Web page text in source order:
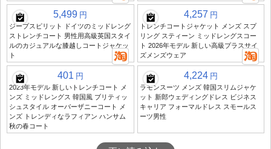
5,499 円
ジープスピリット ドイツのミッドレング
ストレンチコート 男性用高級英国スタイ
ルのカジュアルな膝越しコートジャケッ
ト
4,257 円
トレンチコートジャケット メンズ スプ
リング スティーン ミッドレングスコー
ト 2026年モデル 新しい高級プラスサイ
ズメンズウェア
401 円
2023年モデル 新しいトレンチコート メ
ンズ ミッドレングス 韓国風 ブリティッ
シュスタイル オーバーザニーコート メ
ンズ トレンディなラフィアン ハンサム
秋の春コート
4,224 円
ラモンスーツ メンズ 韓国スリムジャケ
ット 新郎ウェディングドレス ビジネス
キャリア フォーマルドレス スモールス
ーツ男性